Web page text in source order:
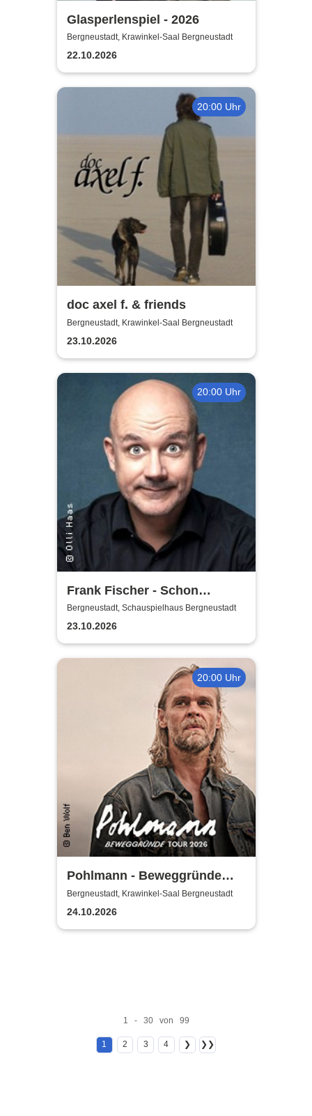
Glasperlenspiel - 2026
Bergneustadt, Krawinkel-Saal Bergneustadt
22.10.2026
20:00 Uhr
doc axel f. & friends
Bergneustadt, Krawinkel-Saal Bergneustadt
23.10.2026
20:00 Uhr
Frank Fischer - Schon
komisch!
Bergneustadt, Schauspielhaus Bergneustadt
23.10.2026
20:00 Uhr
Pohlmann - Beweggründe
Tour 2026
Bergneustadt, Krawinkel-Saal Bergneustadt
24.10.2026
1 - 30 von 99
1 2 3 4 ❯ ❯❯